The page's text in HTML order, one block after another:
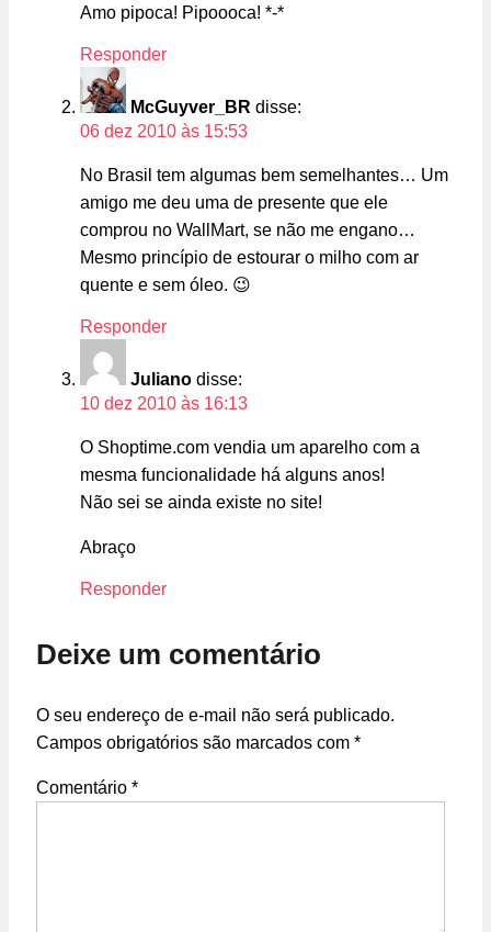
Amo pipoca! Pipoooca! *-*
Responder
McGuyver_BR disse:
06 dez 2010 às 15:53
No Brasil tem algumas bem semelhantes… Um
amigo me deu uma de presente que ele
comprou no WallMart, se não me engano…
Mesmo princípio de estourar o milho com ar
quente e sem óleo. 😉
Responder
Juliano disse:
10 dez 2010 às 16:13
O Shoptime.com vendia um aparelho com a
mesma funcionalidade há alguns anos!
Não sei se ainda existe no site!
Abraço
Responder
Deixe um comentário
O seu endereço de e-mail não será publicado.
Campos obrigatórios são marcados com *
Comentário *